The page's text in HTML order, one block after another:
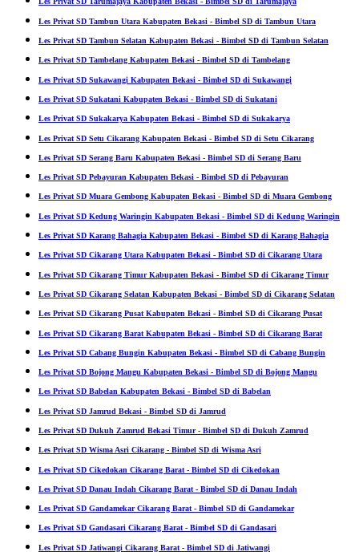
Les Privat SD Tambun Utara Kabupaten Bekasi - Bimbel SD di Tambun Utara
Les Privat SD Tambun Selatan Kabupaten Bekasi - Bimbel SD di Tambun Selatan
Les Privat SD Tambelang Kabupaten Bekasi - Bimbel SD di Tambelang
Les Privat SD Sukawangi Kabupaten Bekasi - Bimbel SD di Sukawangi
Les Privat SD Sukatani Kabupaten Bekasi - Bimbel SD di Sukatani
Les Privat SD Sukakarya Kabupaten Bekasi - Bimbel SD di Sukakarya
Les Privat SD Setu Cikarang Kabupaten Bekasi - Bimbel SD di Setu Cikarang
Les Privat SD Serang Baru Kabupaten Bekasi - Bimbel SD di Serang Baru
Les Privat SD Pebayuran Kabupaten Bekasi - Bimbel SD di Pebayuran
Les Privat SD Muara Gembong Kabupaten Bekasi - Bimbel SD di Muara Gembong
Les Privat SD Kedung Waringin Kabupaten Bekasi - Bimbel SD di Kedung Waringin
Les Privat SD Karang Bahagia Kabupaten Bekasi - Bimbel SD di Karang Bahagia
Les Privat SD Cikarang Utara Kabupaten Bekasi - Bimbel SD di Cikarang Utara
Les Privat SD Cikarang Timur Kabupaten Bekasi - Bimbel SD di Cikarang Timur
Les Privat SD Cikarang Selatan Kabupaten Bekasi - Bimbel SD di Cikarang Selatan
Les Privat SD Cikarang Pusat Kabupaten Bekasi - Bimbel SD di Cikarang Pusat
Les Privat SD Cikarang Barat Kabupaten Bekasi - Bimbel SD di Cikarang Barat
Les Privat SD Cabang Bungin Kabupaten Bekasi - Bimbel SD di Cabang Bungin
Les Privat SD Bojong Mangu Kabupaten Bekasi - Bimbel SD di Bojong Mangu
Les Privat SD Babelan Kabupaten Bekasi - Bimbel SD di Babelan
Les Privat SD Jamrud Bekasi - Bimbel SD di Jamrud
Les Privat SD Dukuh Zamrud Bekasi Timur - Bimbel SD di Dukuh Zamrud
Les Privat SD Wisma Asri Cikarang - Bimbel SD di Wisma Asri
Les Privat SD Cikedokan Cikarang Barat - Bimbel SD di Cikedokan
Les Privat SD Danau Indah Cikarang Barat - Bimbel SD di Danau Indah
Les Privat SD Gandamekar Cikarang Barat - Bimbel SD di Gandamekar
Les Privat SD Gandasari Cikarang Barat - Bimbel SD di Gandasari
Les Privat SD Jatiwangi Cikarang Barat - Bimbel SD di Jatiwangi